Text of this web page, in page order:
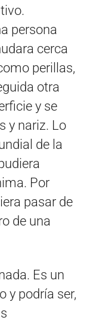
persona
cerca
perillas,
otra
y se
y nariz. Lo
de la
Por
pasar de
de una
Es un
y podría ser,